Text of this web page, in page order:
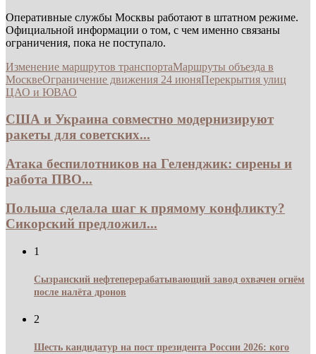
Оперативные службы Москвы работают в штатном режиме.
Официальной информации о том, с чем именно связаны
ограничения, пока не поступало.
Изменение маршрутов транспортаМаршруты объезда в
МосквеОграничение движения 24 июняПерекрытия улиц
ЦАО и ЮВАО
США и Украина совместно модернизируют
ракеты для советских...
Атака беспилотников на Геленджик: сирены и
работа ПВО...
Польша сделала шаг к прямому конфликту?
Сикорский предложил...
1
Сызранский нефтеперерабатывающий завод охвачен огнём
после налёта дронов
2
Шесть кандидатур на пост президента России 2026: кого